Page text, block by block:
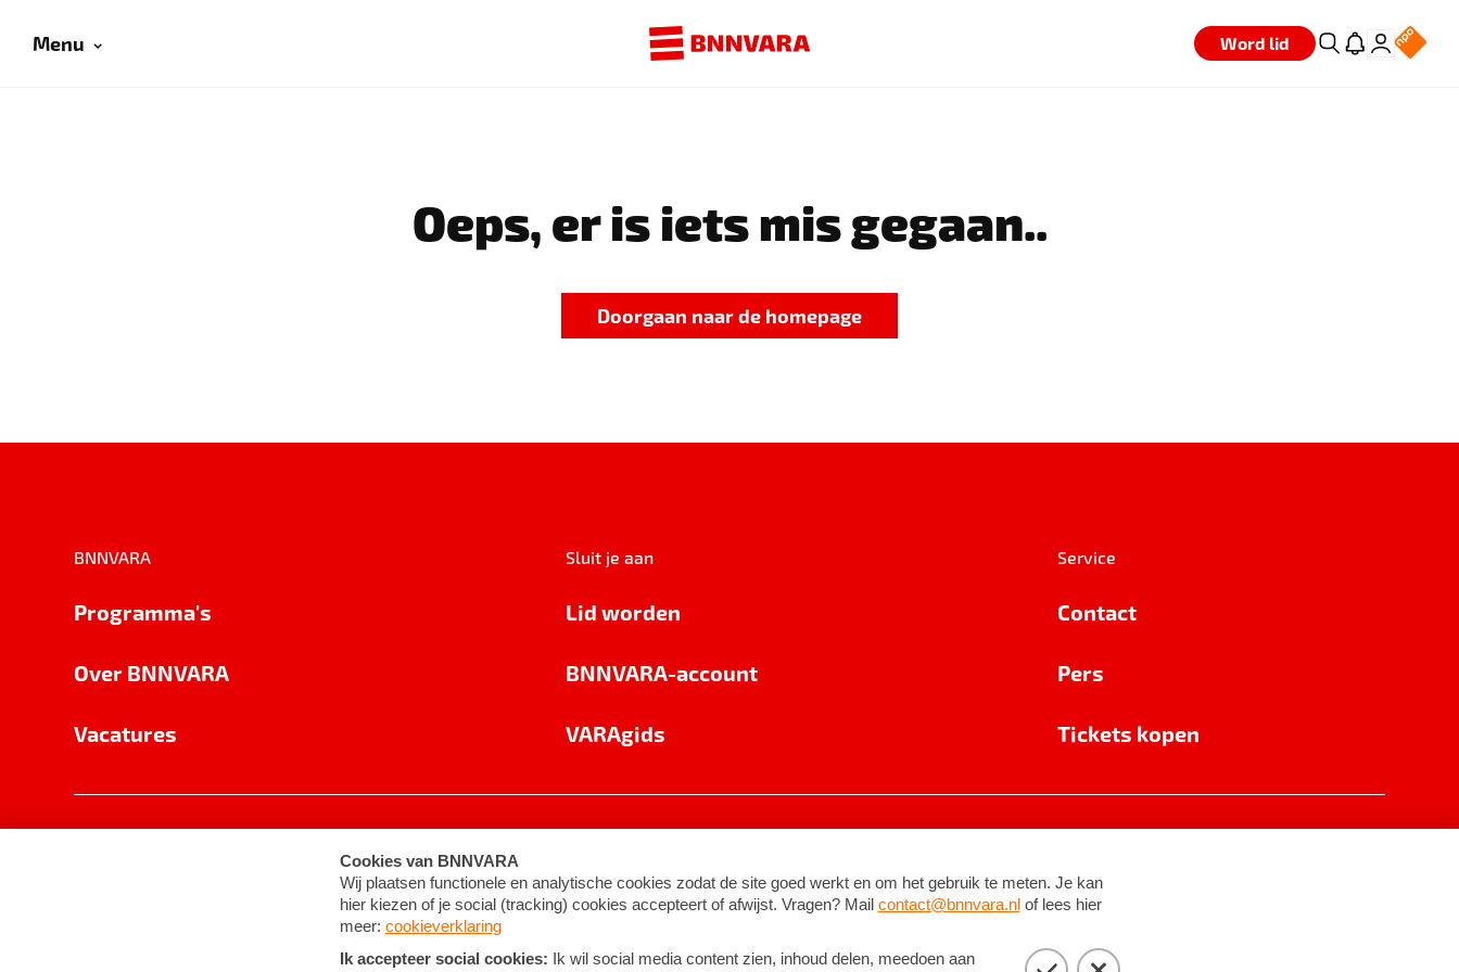
Menu Word lid
Oeps, er is iets mis gegaan..
Doorgaan naar de homepage
BNNVARA
Programma's
Over BNNVARA
Vacatures
Sluit je aan
Lid worden
BNNVARA-account
VARAgids
Service
Contact
Pers
Tickets kopen
Cookie-instellingen Algemene voorwaarden ©2026BNNVARA